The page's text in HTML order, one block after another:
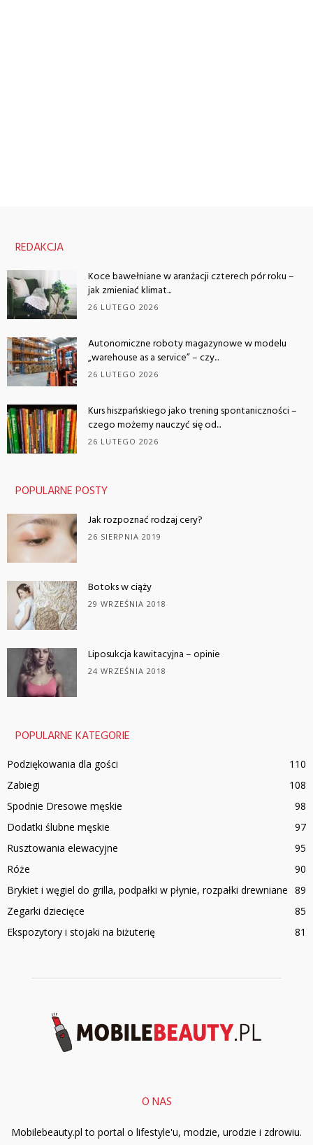
REDAKCJA
Koce bawełniane w aranżacji czterech pór roku –
jak zmieniać klimat...
26 LUTEGO 2026
Autonomiczne roboty magazynowe w modelu
„warehouse as a service” – czy...
26 LUTEGO 2026
Kurs hiszpańskiego jako trening spontaniczności –
czego możemy nauczyć się od...
26 LUTEGO 2026
POPULARNE POSTY
Jak rozpoznać rodzaj cery?
26 SIERPNIA 2019
Botoks w ciąży
29 WRZEŚNIA 2018
Liposukcja kawitacyjna – opinie
24 WRZEŚNIA 2018
POPULARNE KATEGORIE
Podziękowania dla gości
110
Zabiegi
108
Spodnie Dresowe męskie
98
Dodatki ślubne męskie
97
Rusztowania elewacyjne
95
Róże
90
Brykiet i węgiel do grilla, podpałki w płynie, rozpałki drewniane 89
Zegarki dziecięce
85
Ekspozytory i stojaki na biżuterię
81
O NAS
Mobilebeauty.pl to portal o lifestyle'u, modzie, urodzie i zdrowiu.